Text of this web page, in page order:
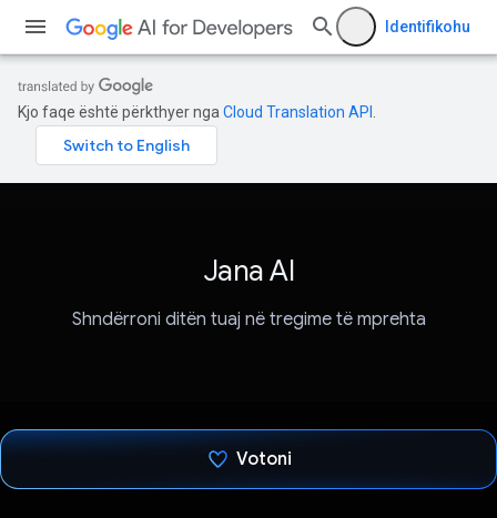
Identifikohu
Kjo faqe është përkthyer nga Cloud Translation API
Jana AI
Shndërroni ditën tuaj në tregime të mprehta
Votoni